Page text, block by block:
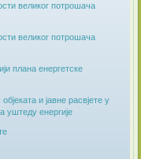
великог потрошача
великог потрошача
плана енергетске
и јавне расвјете у
уштеду енергије